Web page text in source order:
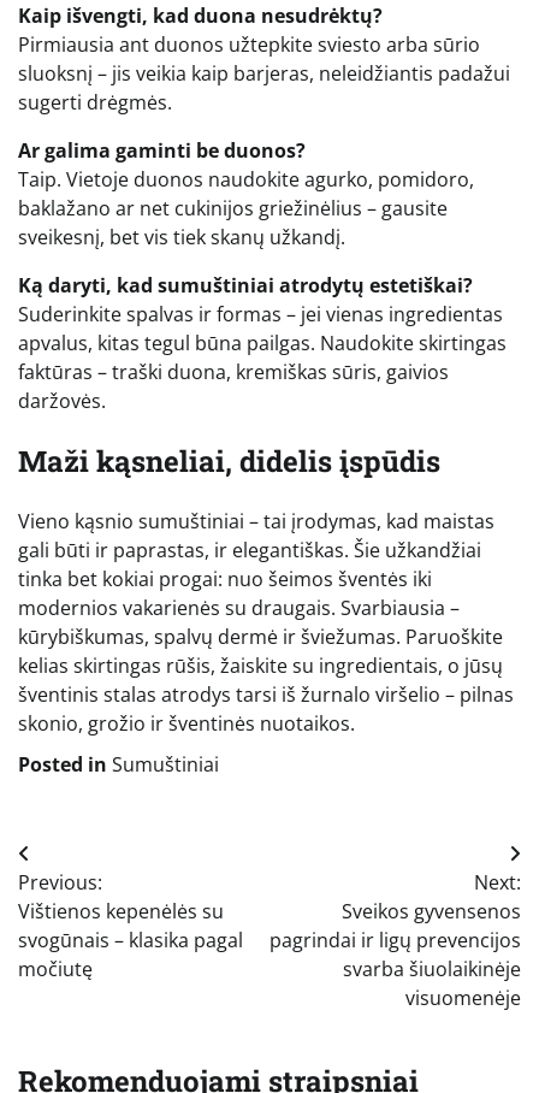
Kaip išvengti, kad duona nesudrėktų?
Pirmiausia ant duonos užtepkite sviesto arba sūrio
sluoksnį – jis veikia kaip barjeras, neleidžiantis padažui
sugerti drėgmės.
Ar galima gaminti be duonos?
Taip. Vietoje duonos naudokite agurko, pomidoro,
baklažano ar net cukinijos griežinėlius – gausite
sveikesnį, bet vis tiek skanų užkandį.
Ką daryti, kad sumuštiniai atrodytų estetiškai?
Suderinkite spalvas ir formas – jei vienas ingredientas
apvalus, kitas tegul būna pailgas. Naudokite skirtingas
faktūras – traški duona, kremiškas sūris, gaivios
daržovės.
Maži kąsneliai, didelis įspūdis
Vieno kąsnio sumuštiniai – tai įrodymas, kad maistas
gali būti ir paprastas, ir elegantiškas. Šie užkandžiai
tinka bet kokiai progai: nuo šeimos šventės iki
modernios vakarienės su draugais. Svarbiausia –
kūrybiškumas, spalvų dermė ir šviežumas. Paruoškite
kelias skirtingas rūšis, žaiskite su ingredientais, o jūsų
šventinis stalas atrodys tarsi iš žurnalo viršelio – pilnas
skonio, grožio ir šventinės nuotaikos.
Posted in Sumuštiniai
Navigacija
tarp
įrašų
Previous:
Vištienos kepenėlės su
svogūnais – klasika pagal
močiutę
Next:
Sveikos gyvensenos
pagrindai ir ligų prevencijos
svarba šiuolaikinėje
visuomenėje
Rekomenduojami straipsniai